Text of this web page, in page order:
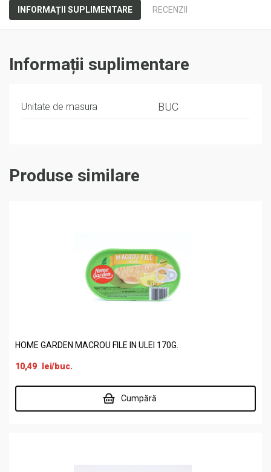
INFORMAȚII SUPLIMENTARE RECENZII
Informații suplimentare
Unitate de masura BUC
Produse similare
HOME GARDEN MACROU FILE IN ULEI 170G.
10,49 lei/buc.
Cumpără